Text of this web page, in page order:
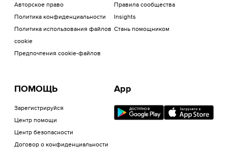
Авторское право
Политика конфиденциальности
Политика использования файлов
cookie
Предпочтения cookie-файлов
Правила сообщества
Insights
Стань помощником
ПОМОЩЬ
Зарегистрируйся
Центр помощи
Центр безопасности
Договор о конфиденциальности
App